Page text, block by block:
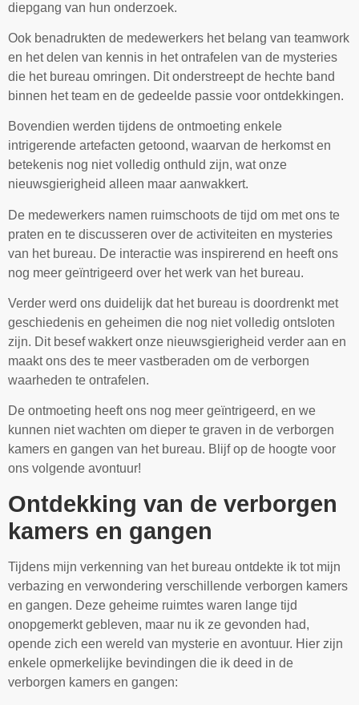
diepgang van hun onderzoek.
Ook benadrukten de medewerkers het belang van teamwork
en het delen van kennis in het ontrafelen van de mysteries
die het bureau omringen. Dit onderstreept de hechte band
binnen het team en de gedeelde passie voor ontdekkingen.
Bovendien werden tijdens de ontmoeting enkele
intrigerende artefacten getoond, waarvan de herkomst en
betekenis nog niet volledig onthuld zijn, wat onze
nieuwsgierigheid alleen maar aanwakkert.
De medewerkers namen ruimschoots de tijd om met ons te
praten en te discusseren over de activiteiten en mysteries
van het bureau. De interactie was inspirerend en heeft ons
nog meer geïntrigeerd over het werk van het bureau.
Verder werd ons duidelijk dat het bureau is doordrenkt met
geschiedenis en geheimen die nog niet volledig ontsloten
zijn. Dit besef wakkert onze nieuwsgierigheid verder aan en
maakt ons des te meer vastberaden om de verborgen
waarheden te ontrafelen.
De ontmoeting heeft ons nog meer geïntrigeerd, en we
kunnen niet wachten om dieper te graven in de verborgen
kamers en gangen van het bureau. Blijf op de hoogte voor
ons volgende avontuur!
Ontdekking van de verborgen
kamers en gangen
Tijdens mijn verkenning van het bureau ontdekte ik tot mijn
verbazing en verwondering verschillende verborgen kamers
en gangen. Deze geheime ruimtes waren lange tijd
onopgemerkt gebleven, maar nu ik ze gevonden had,
opende zich een wereld van mysterie en avontuur. Hier zijn
enkele opmerkelijke bevindingen die ik deed in de
verborgen kamers en gangen: